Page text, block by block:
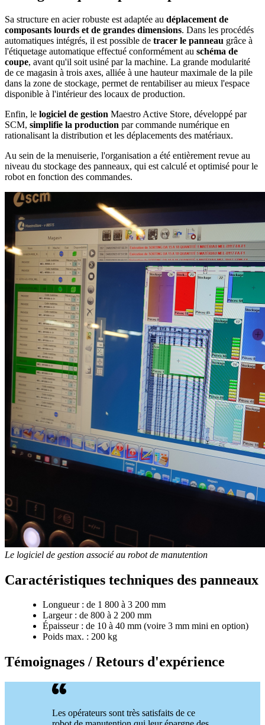
Sa structure en acier robuste est adaptée au déplacement de
composants lourds et de grandes dimensions. Dans les procédés
automatiques intégrés, il est possible de tracer le panneau grâce à
l'étiquetage automatique effectué conformément au schéma de
coupe, avant qu'il soit usiné par la machine. La grande modularité
de ce magasin à trois axes, alliée à une hauteur maximale de la pile
dans la zone de stockage, permet de rentabiliser au mieux l'espace
disponible à l'intérieur des locaux de production.
Enfin, le logiciel de gestion Maestro Active Store, développé par
SCM, simplifie la production par commande numérique en
rationalisant la distribution et les déplacements des matériaux.
Au sein de la menuiserie, l'organisation a été entièrement revue au
niveau du stockage des panneaux, qui est calculé et optimisé pour le
robot en fonction des commandes.
Le logiciel de gestion associé au robot de manutention
Caractéristiques techniques des panneaux
Longueur : de 1 800 à 3 200 mm
Largeur : de 800 à 2 200 mm
Épaisseur : de 10 à 40 mm (voire 3 mm mini en option)
Poids max. : 200 kg
Témoignages / Retours d'expérience
Les opérateurs sont très satisfaits de ce